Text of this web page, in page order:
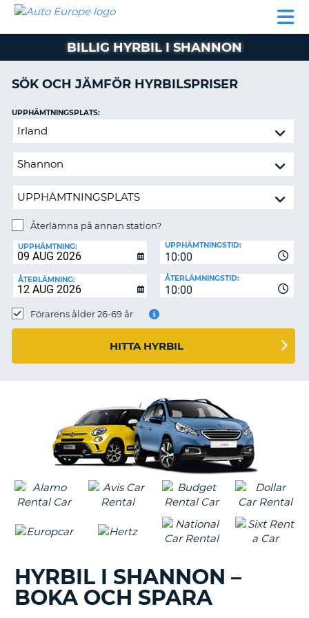
HYRBIL
HYRA
PARTNER
AUTO
EUROPE
HYRBIL
HYRA
MIN
MEDLEMSINFORMATION
BOKNING
SVERIGE
BILLIG HYRBIL I SHANNON
SÖK OCH JÄMFÖR HYRBILSPRISER
Återlämna
annan
UPPHÄMTNINGSPLATS:
Återlämna på annan station?
UPPHÄMTNING:
10:00
UPPHÄMTNINGSTID:
ÅTERLÄMNING:
10:00
ÅTERLÄMNINGSTID:
Förarens ålder 26-69 år
HITTA HYRBIL
HYRBIL I SHANNON –
BOKA OCH SPARA